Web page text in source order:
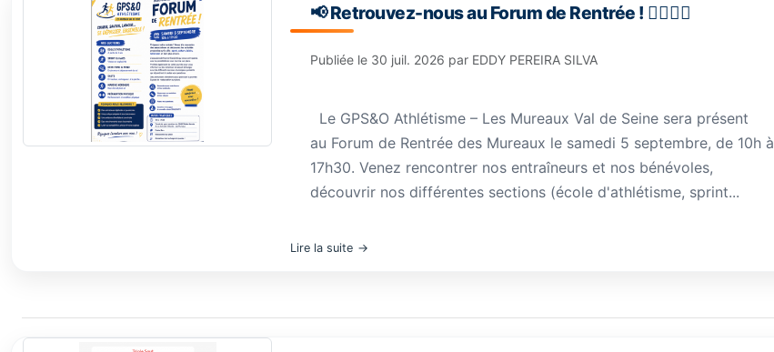
📢 Retrouvez-nous au Forum de Rentrée ! 🏃‍♀️🏃‍♂️
Publiée le 30 juil. 2026 par EDDY PEREIRA SILVA
Le GPS&O Athlétisme – Les Mureaux Val de Seine sera présent
au Forum de Rentrée des Mureaux le samedi 5 septembre, de 10h à
17h30. Venez rencontrer nos entraîneurs et nos bénévoles,
découvrir nos différentes sections (école d'athlétisme, sprint...
Lire la suite